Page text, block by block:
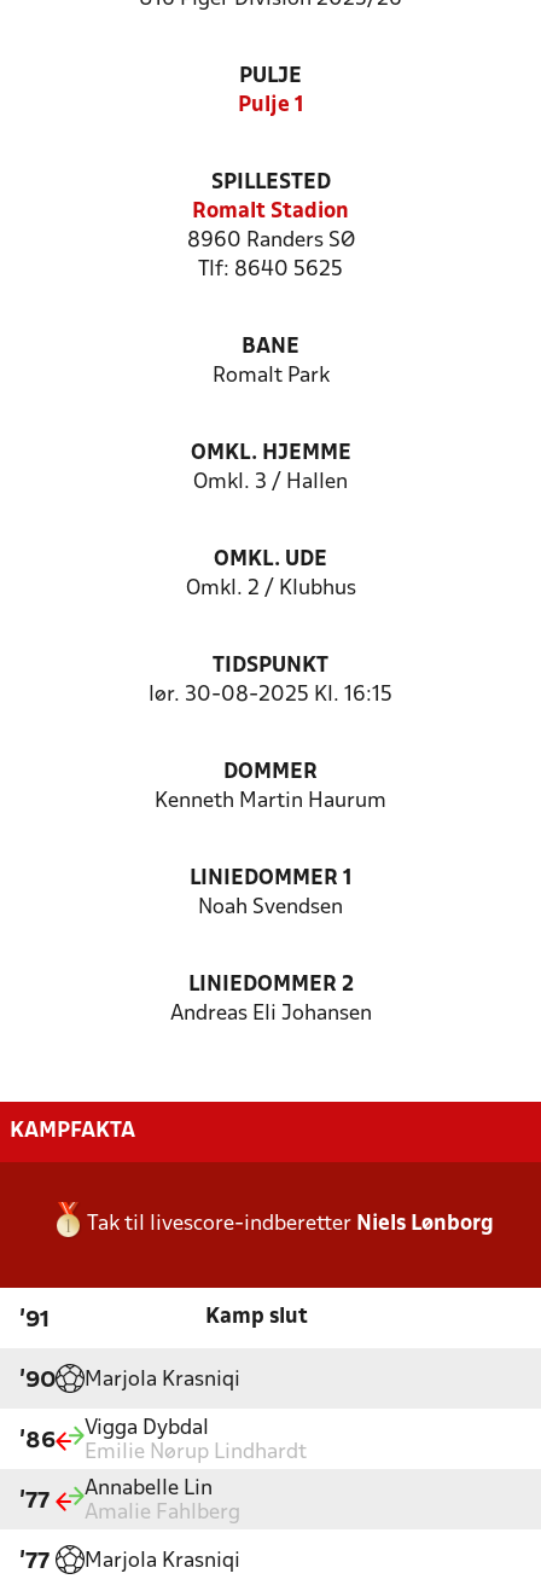
PULJE
Pulje 1
SPILLESTED
Romalt Stadion
8960 Randers SØ
Tlf: 8640 5625
BANE
Romalt Park
OMKL. HJEMME
Omkl. 3 / Hallen
OMKL. UDE
Omkl. 2 / Klubhus
TIDSPUNKT
lør. 30-08-2025 Kl. 16:15
DOMMER
Kenneth Martin Haurum
LINIEDOMMER 1
Noah Svendsen
LINIEDOMMER 2
Andreas Eli Johansen
KAMPFAKTA
Tak til livescore-indberetter Niels Lønborg
'91 Kamp slut
'90 Marjola Krasniqi
'86
Vigga Dybdal
Emilie Nørup Lindhardt
'77
Annabelle Lin
Amalie Fahlberg
'77 Marjola Krasniqi